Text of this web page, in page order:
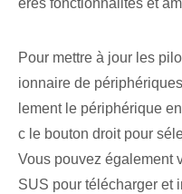
ères fonctionnalités et
Pour mettre à jour les
ionnaire de
lement le périphérique
c le bouton droit pour
Vous pouvez également
SUS pour télécharger et